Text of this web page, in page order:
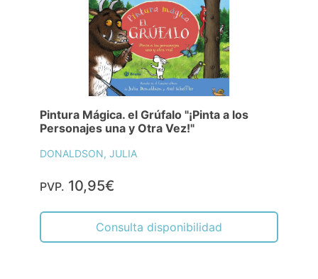
Pintura Mágica. el Grúfalo "¡Pinta a los
Personajes una y Otra Vez!"
DONALDSON, JULIA
PVP. 10,95€
Consulta disponibilidad